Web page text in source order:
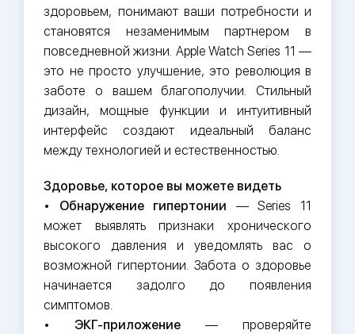
здоровьем, понимают ваши потребности и
становятся незаменимым партнером в
повседневной жизни. Apple Watch Series 11 —
это не просто улучшение, это революция в
заботе о вашем благополучии. Стильный
дизайн, мощные функции и интуитивный
интерфейс создают идеальный баланс
между технологией и естественностью.
Здоровье, которое вы можете видеть
• Обнаружение гипертонии — Series 11
может выявлять признаки хронического
высокого давления и уведомлять вас о
возможной гипертонии. Забота о здоровье
начинается задолго до появления
симптомов.
• ЭКГ-приложение — проверяйте